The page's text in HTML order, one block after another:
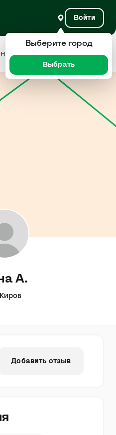
Войти
Отзывы
А.
Киров
Добавить отзыв
Выберите город
Выбрать